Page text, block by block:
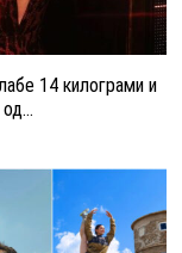
14 килограми и